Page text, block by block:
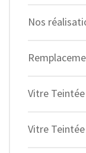
Nos
Vitre
Vitre